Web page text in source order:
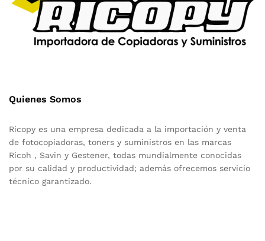
Quienes Somos
Ricopy es una empresa dedicada a la importación y venta
de fotocopiadoras, toners y suministros en las marcas
Ricoh , Savin y Gestener, todas mundialmente conocidas
por su calidad y productividad; además ofrecemos servicio
técnico garantizado.